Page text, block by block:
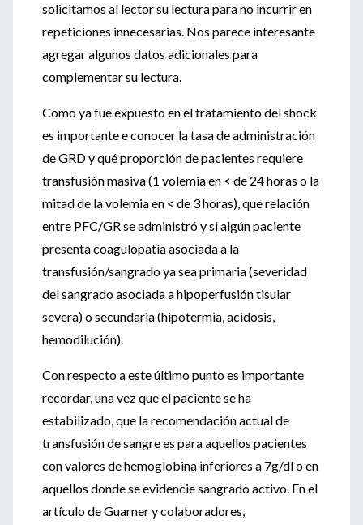
solicitamos al lector su lectura para no incurrir en
repeticiones innecesarias. Nos parece interesante
agregar algunos datos adicionales para
complementar su lectura.
Como ya fue expuesto en el tratamiento del shock
es importante e conocer la tasa de administración
de GRD y qué proporción de pacientes requiere
transfusión masiva (1 volemia en < de 24 horas o la
mitad de la volemia en < de 3 horas), que relación
entre PFC/GR se administró y si algún paciente
presenta coagulopatía asociada a la
transfusión/sangrado ya sea primaria (severidad
del sangrado asociada a hipoperfusión tisular
severa) o secundaria (hipotermia, acidosis,
hemodilución).
Con respecto a este último punto es importante
recordar, una vez que el paciente se ha
estabilizado, que la recomendación actual de
transfusión de sangre es para aquellos pacientes
con valores de hemoglobina inferiores a 7g/dl o en
aquellos donde se evidencie sangrado activo. En el
artículo de Guarner y colaboradores,